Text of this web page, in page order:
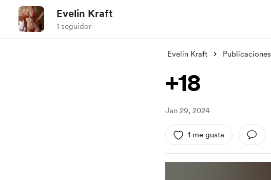
Evelin Kraft
1 seguidor
Evelin Kraft Publicaciones
+18
Jan 29, 2024
1 me gusta